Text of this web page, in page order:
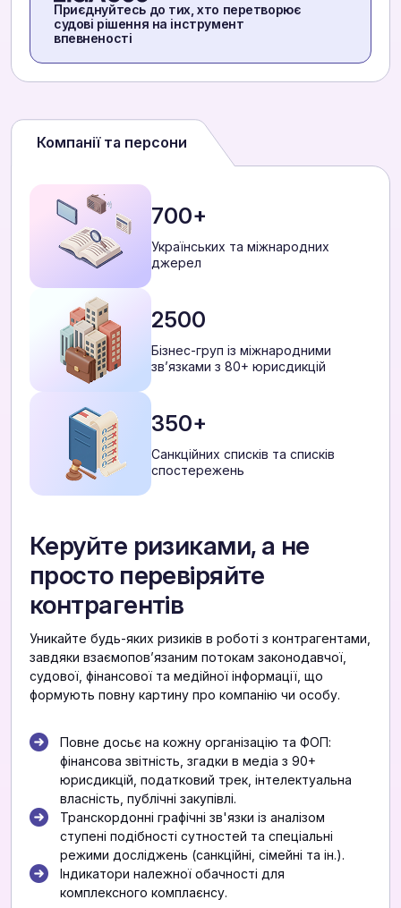
Приєднуйтесь до тих, хто перетворює
судові рішення на інструмент
впевненості
Компанії та персони
700+
Українських та міжнародних
джерел
2500
Бізнес-груп із міжнародними
звʼязками з 80+ юрисдикцій
350+
Санкційних списків та списків
спостережень
Керуйте ризиками, а не
просто перевіряйте
контрагентів
Уникайте будь-яких ризиків в роботі з контрагентами,
завдяки взаємоповʼязаним потокам законодавчої,
судової, фінансової та медійної інформації, що
формують повну картину про компанію чи особу.
Повне досьє на кожну організацію та ФОП:
фінансова звітність, згадки в медіа з 90+
юрисдикцій, податковий трек, інтелектуальна
власність, публічні закупівлі.
Транскордонні графічні зв'язки із аналізом
ступені подібності сутностей та спеціальні
режими досліджень (санкційні, сімейні та ін.).
Індикатори належної обачності для
комплексного комплаєнсу.